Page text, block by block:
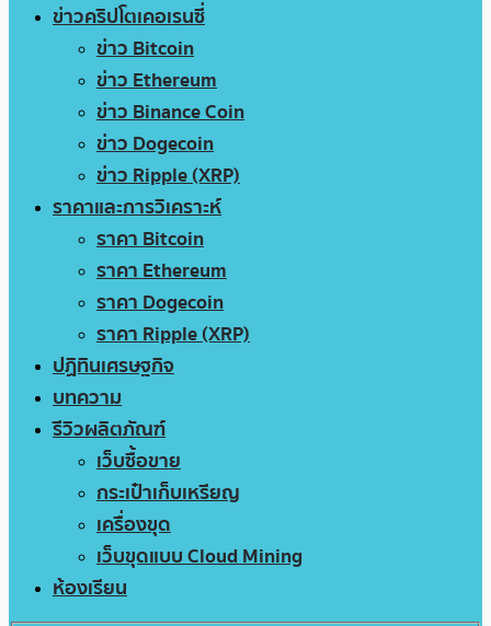
ข่าวคริปโตเคอเรนซี่
ข่าว Bitcoin
ข่าว Ethereum
ข่าว Binance Coin
ข่าว Dogecoin
ข่าว Ripple (XRP)
ราคาและการวิเคราะห์
ราคา Bitcoin
ราคา Ethereum
ราคา Dogecoin
ราคา Ripple (XRP)
ปฏิทินเศรษฐกิจ
บทความ
รีวิวผลิตภัณฑ์
เว็บซื้อขาย
กระเป๋าเก็บเหรียญ
เครื่องขุด
เว็บขุดแบบ Cloud Mining
ห้องเรียน